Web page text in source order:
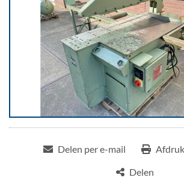
Delen per e-mail
Delen